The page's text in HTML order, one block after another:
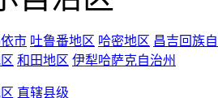
市 吐鲁番地区 哈密地区 昌吉回族
和田地区 伊犁哈萨克自治州
直辖县级